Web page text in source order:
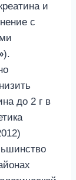
и
с
).
до 2 г в